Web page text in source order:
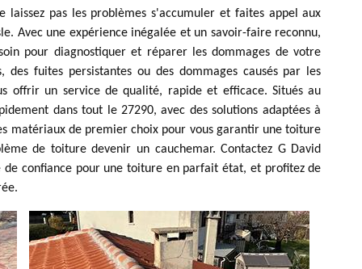
laissez pas les problèmes s'accumuler et faites appel aux
Avec une expérience inégalée et un savoir-faire reconnu,
pour diagnostiquer et réparer les dommages de votre
fuites persistantes ou des dommages causés par les
offrir un service de qualité, rapide et efficace. Situés au
dans tout le 27290, avec des solutions adaptées à
matériaux de premier choix pour vous garantir une toiture
de toiture devenir un cauchemar. Contactez G David
confiance pour une toiture en parfait état, et profitez de